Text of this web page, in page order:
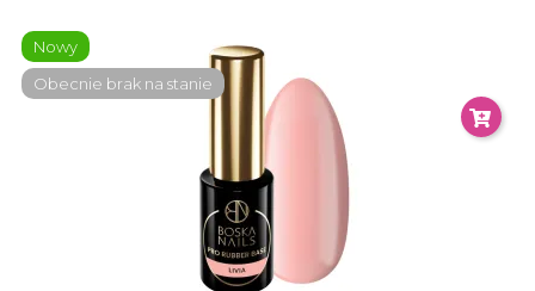
Nowy
Obecnie brak na stanie